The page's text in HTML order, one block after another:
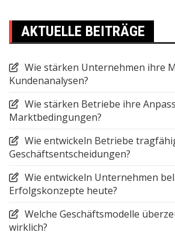
AKTUELLE BEITRÄGE
Wie stärken Unternehmen ihre
Kundenanalysen?
Wie stärken Betriebe ihre
Marktbedingungen?
Wie entwickeln Betriebe
Geschäftsentscheidungen?
Wie entwickeln Unternehmen
Erfolgskonzepte heute?
Welche Geschäftsmodelle
wirklich?